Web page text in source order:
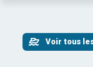
Voir tous